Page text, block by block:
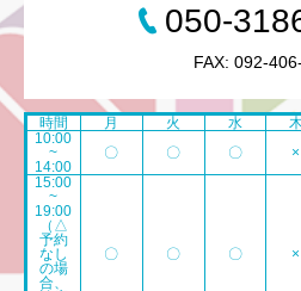
050-
FAX: 092-
時間 月 火 水
10:00
~
14:00
〇 〇 〇 ×
15:00
~
19:00
（△
予約
なし
の場
合、
〇 〇 〇 ×